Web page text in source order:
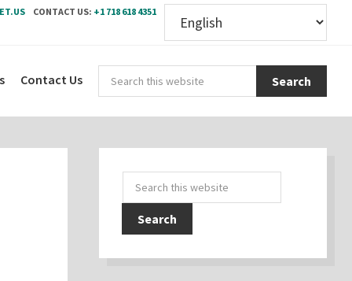
CONTACT US: +1 718 618 4351
this
Contact Us
Sidebar
Search
this
website